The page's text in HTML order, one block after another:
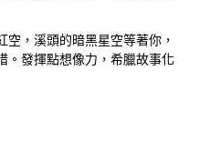
空，溪頭的暗黑星空等著你，
。發揮點想像力，希臘故事化